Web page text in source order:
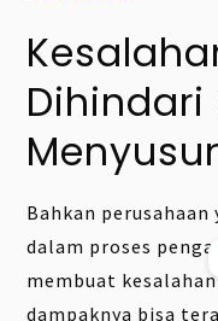
Dihindari
Bahkan
dalam proses
membuat
dampaknya bisa